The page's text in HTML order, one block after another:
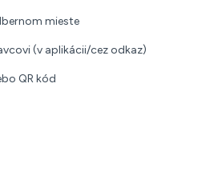
mieste
(v aplikácii/cez odkaz)
QR kód